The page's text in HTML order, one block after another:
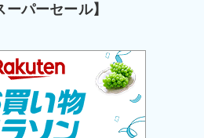
ーパーセール】